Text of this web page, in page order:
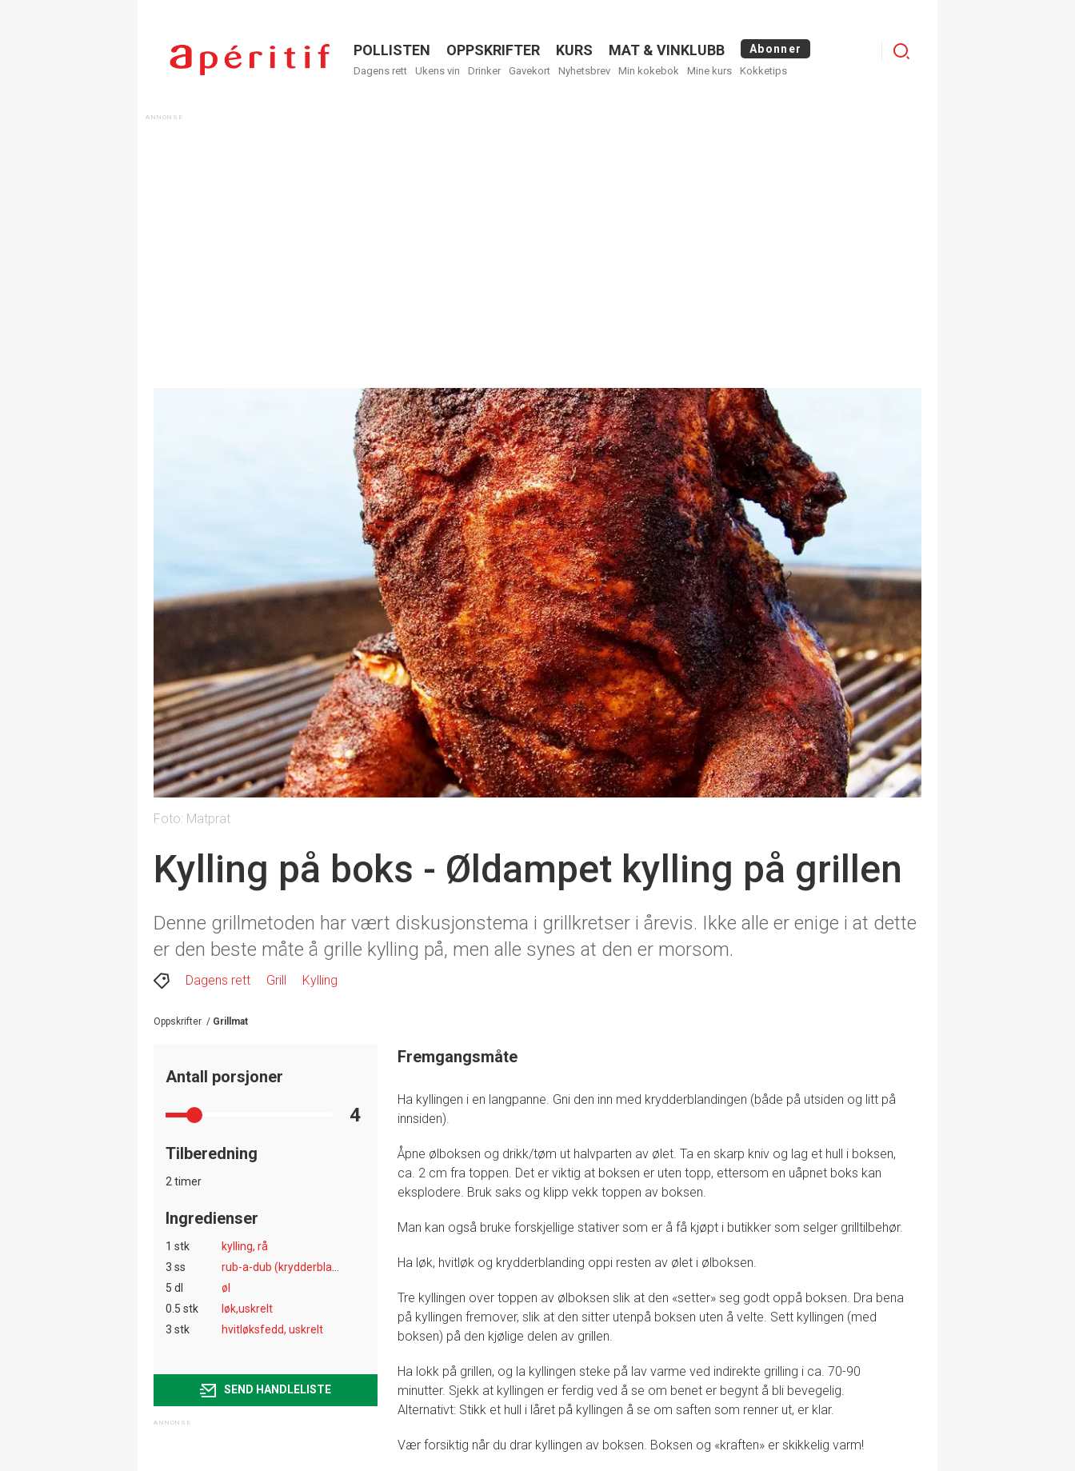
Menu
POLLISTEN OPPSKRIFTER KURS MAT & VINKLUBB Abonner
Dagens rett Ukens vin Drinker Gavekort Nyhetsbrev Min kokebok Mine kurs Kokketips
Logg
Foto: Matprat
Kylling på boks - Øldampet kylling på grillen
Denne grillmetoden har vært diskusjonstema i grillkretser i årevis. Ikke alle er enige i at dette
er den beste måte å grille kylling på, men alle synes at den er morsom.
Dagens rett Grill Kylling
Oppskrifter / Grillmat
Antall porsjoner
4
Tilberedning
2 timer
Ingredienser
1 stk
kylling, rå
3 ss
5 dl
øl
0.5 stk
løk,uskrelt
3 stk
hvitløksfedd, uskrelt
SEND HANDLELISTE
Fremgangsmåte
Ha kyllingen i en langpanne. Gni den inn med krydderblandingen (både på utsiden og litt på
innsiden).
Åpne ølboksen og drikk/tøm ut halvparten av ølet. Ta en skarp kniv og lag et hull i boksen,
ca. 2 cm fra toppen. Det er viktig at boksen er uten topp, ettersom en uåpnet boks kan
eksplodere. Bruk saks og klipp vekk toppen av boksen.
Man kan også bruke forskjellige stativer som er å få kjøpt i butikker som selger grilltilbehør.
Ha løk, hvitløk og krydderblanding oppi resten av ølet i ølboksen.
Tre kyllingen over toppen av ølboksen slik at den «setter» seg godt oppå boksen. Dra bena
på kyllingen fremover, slik at den sitter utenpå boksen uten å velte. Sett kyllingen (med
boksen) på den kjølige delen av grillen.
Ha lokk på grillen, og la kyllingen steke på lav varme ved indirekte grilling i ca. 70-90
minutter. Sjekk at kyllingen er ferdig ved å se om benet er begynt å bli bevegelig.
Alternativt: Stikk et hull i låret på kyllingen å se om saften som renner ut, er klar.
Vær forsiktig når du drar kyllingen av boksen. Boksen og «kraften» er skikkelig varm!